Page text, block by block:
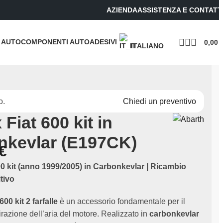
AZIENDAASSISTENZA E
COMPONENTI AUTOADESIVI
ITALIANO
Chiedi un preventivo
600 kit in
(E197CK)
kit (anno 1999/2005) in Carbonkevlar | Ricambio
kit 2 farfalle è un accessorio fondamentale per il
dell’aria del motore. Realizzato incarbonkevlar